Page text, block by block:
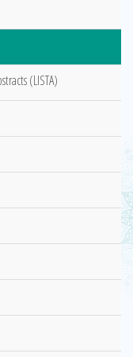
(LISTA)